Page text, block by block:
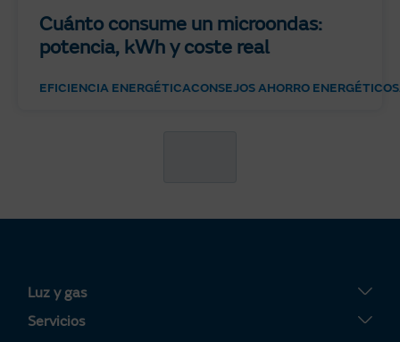
Cuánto consume un microondas:
potencia, kWh y coste real
EFICIENCIA ENERGÉTICACONSEJOS AHORRO ENERGÉTICO
Luz y gas
Tarifa Plana
Servicios